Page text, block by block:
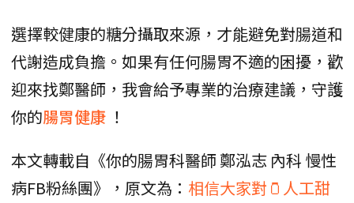
選擇較健康的糖分攝取來源，才能避免對腸道和
代謝造成負擔。如果有任何腸胃不適的困擾，歡
迎來找鄭醫師，我會給予專業的治療建議，守護
你的腸胃健康 ！
本文轉載自《你的腸胃科醫師 鄭泓志 內科 慢性
病FB粉絲團》，原文為： 相信大家對🫙人工甜